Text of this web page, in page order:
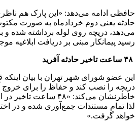
حافظی ادامه می‌دهد: «این پارک هم
حادثه یعنی دوم خردادماه به صورت
می‌دهد، دریچه روی لوله برداشته شده
رسید پیمانکار مبنی بر دریافت ابلاغیه
ساعت تاخیر حادثه آفرید
این عضو شورای شهر تهران با بیان اینکه
دریچه را نصب کند و حفاظ را برای خروج
خاطرنشان می‌کند: «۴۸
لذا تمام مستندات جمع‌آوری شده و در
خواهد گرفت.»